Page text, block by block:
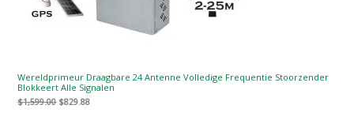
Wereldprimeur Draagbare 24 Antenne Volledige Frequentie Stoorzender
Blokkeert Alle Signalen
$1,599.00 $829.88